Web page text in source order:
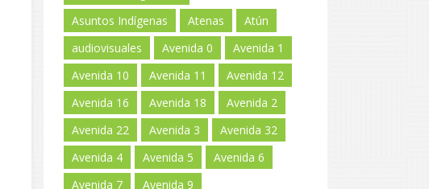
Asuntos Indígenas
Atenas
Atún
audiovisuales
Avenida 0
Avenida 1
Avenida 10
Avenida 11
Avenida 12
Avenida 16
Avenida 18
Avenida 2
Avenida 22
Avenida 3
Avenida 32
Avenida 4
Avenida 5
Avenida 6
Avenida 7
Avenida 9